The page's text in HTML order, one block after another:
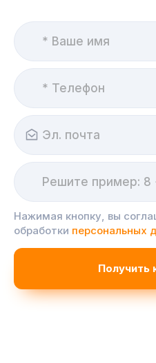
Нажимая кнопку, вы
обработки персональных